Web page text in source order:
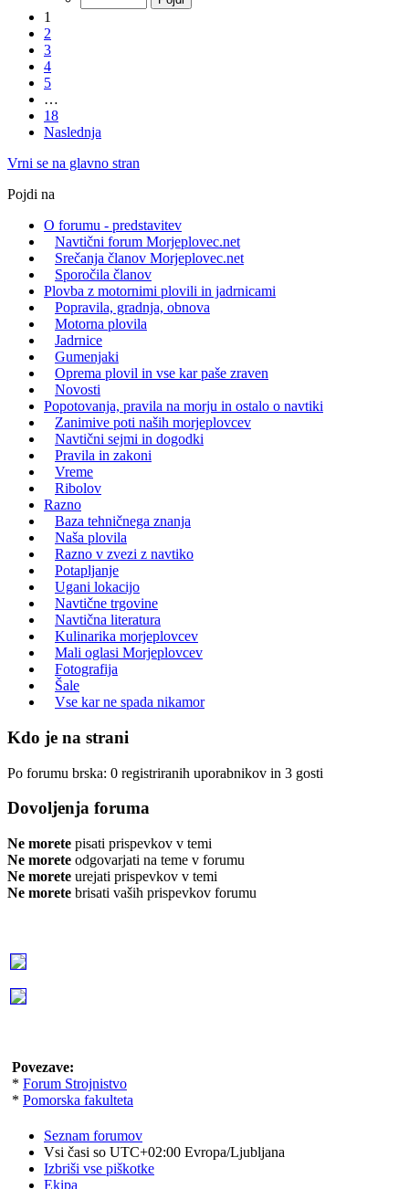
1
2
3
4
5
…
18
Naslednja
Vrni se na glavno stran
Pojdi na
O forumu - predstavitev
Navtični forum Morjeplovec.net
Srečanja članov Morjeplovec.net
Sporočila članov
Plovba z motornimi plovili in jadrnicami
Popravila, gradnja, obnova
Motorna plovila
Jadrnice
Gumenjaki
Oprema plovil in vse kar paše zraven
Novosti
Popotovanja, pravila na morju in ostalo o navtiki
Zanimive poti naših morjeplovcev
Navtični sejmi in dogodki
Pravila in zakoni
Vreme
Ribolov
Razno
Baza tehničnega znanja
Naša plovila
Razno v zvezi z navtiko
Potapljanje
Ugani lokacijo
Navtične trgovine
Navtična literatura
Kulinarika morjeplovcev
Mali oglasi Morjeplovcev
Fotografija
Šale
Vse kar ne spada nikamor
Kdo je na strani
Po forumu brska: 0 registriranih uporabnikov in 3 gosti
Dovoljenja foruma
Ne morete pisati prispevkov v temi
Ne morete odgovarjati na teme v forumu
Ne morete urejati prispevkov v temi
Ne morete brisati vaših prispevkov forumu
Povezave:
* Forum Strojnistvo
* Pomorska fakulteta
Seznam forumov
Vsi časi so UTC+02:00 Evropa/Ljubljana
Izbriši vse piškotke
Ekipa